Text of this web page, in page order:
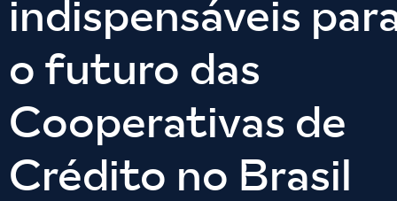
indispensáveis
o futuro das
Cooperativas de
Crédito no Brasil